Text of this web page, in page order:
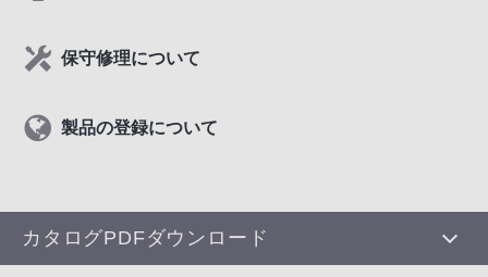
保守修理について
製品の登録について
カタログPDFダウンロード